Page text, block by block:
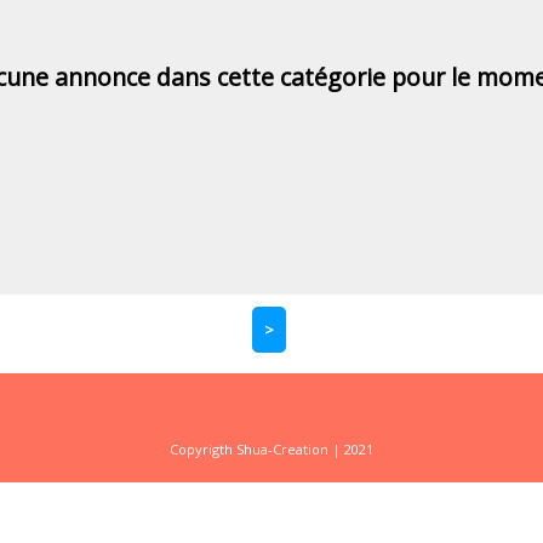
annonce dans cette catégorie pour le
>
Copyrigth Shua-Creation | 2021